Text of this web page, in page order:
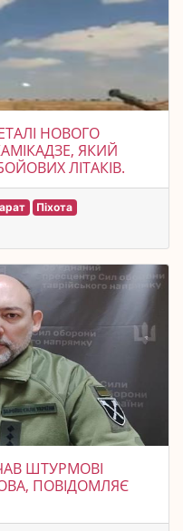
НОВОГО
ЯКИЙ
ЛІТАКІВ.
Піхота
ШТУРМОВІ
ПОВІДОМЛЯЄ